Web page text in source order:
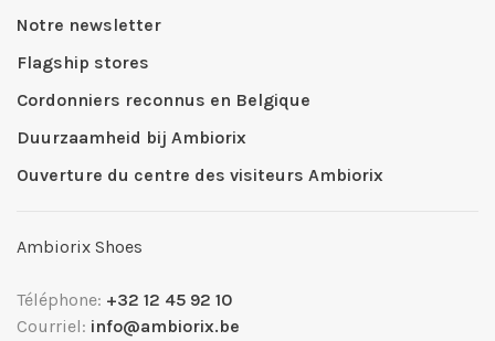
Notre newsletter
Flagship stores
Cordonniers reconnus en Belgique
Duurzaamheid bij Ambiorix
Ouverture du centre des visiteurs Ambiorix
Ambiorix Shoes
Téléphone: +32 12 45 92 10
Courriel: info@ambiorix.be